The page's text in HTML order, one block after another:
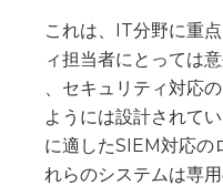
これは、IT分野に重
ィ担当者にとっては
、セキュリティ対応
ようには設計されて
に適したSIEM対応の
れらのシステムは専